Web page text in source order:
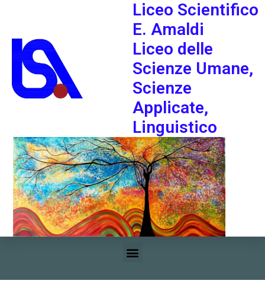
Liceo Scientifico
E. Amaldi
Liceo delle
Scienze Umane,
Scienze
Applicate,
Linguistico